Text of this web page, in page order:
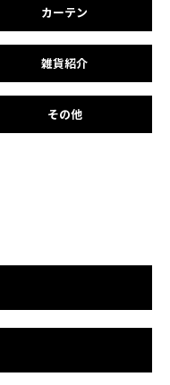
カーテン
雑貨紹介
その他